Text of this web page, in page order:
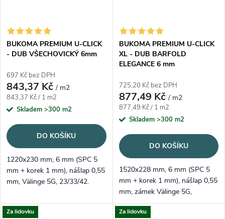
BUKOMA PREMIUM U-CLICK
- DUB VŠECHOVICKÝ 6mm
697 Kč bez DPH
843,37 Kč/ m2
Měrná cena:
843,37 Kč / 1 m2
Skladem >300 m2
DO KOŠÍKU
1220x230 mm, 6 mm (SPC 5
mm + korek 1 mm), nášlap 0,55
mm, Välinge 5G, 23/33/42.
registrovaný emboss.
BUKOMA PREMIUM U-CLICK
XL - DUB BARFOLD
ELEGANCE 6 mm
725,20 Kč bez DPH
877,49 Kč/ m2
Měrná cena:
877,49 Kč / 1 m2
Skladem >300 m2
DO KOŠÍKU
1520x228 mm, 6 mm (SPC 5
mm + korek 1 mm), nášlap 0,55
mm, zámek Välinge 5G,
23/33/42 – XL a tichý krok.
Středně hnědý dub,
Za lidovku Za lidovku